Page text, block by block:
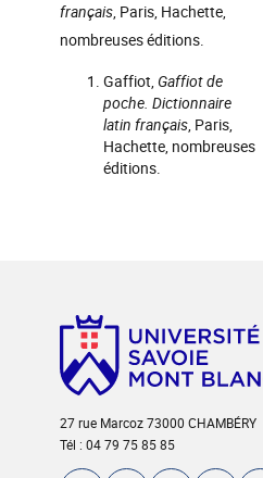
français, Paris, Hachette,
nombreuses éditions.
Gaffiot, Gaffiot de
poche. Dictionnaire
latin français, Paris,
Hachette, nombreuses
éditions.
27 rue Marcoz 73000 CHAMBÉRY
Tél : 04 79 75 85 85